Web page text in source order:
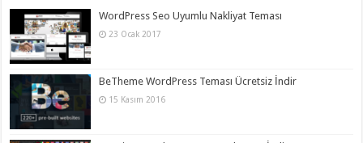
WordPress Seo Uyumlu Nakliyat Teması
23 Ocak 2017
BeTheme WordPress Teması Ücretsiz İndir
15 Kasım 2016